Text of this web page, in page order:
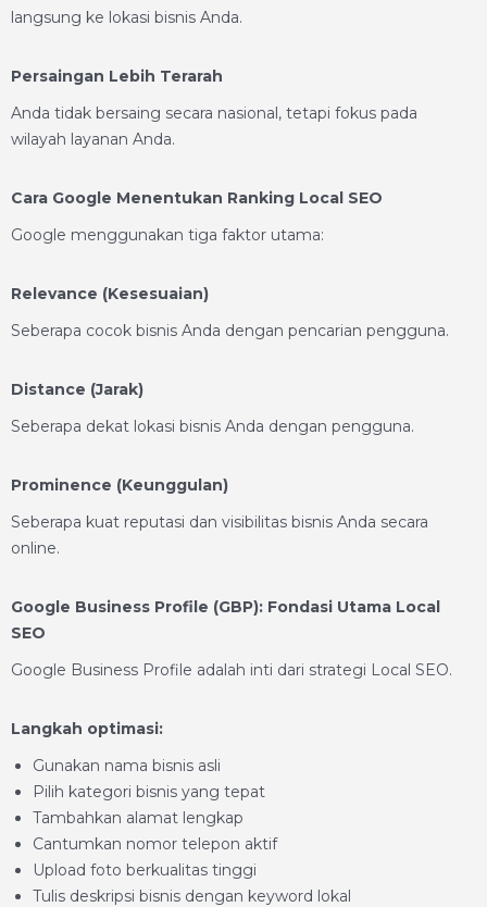
langsung ke lokasi bisnis Anda.
Persaingan Lebih Terarah
Anda tidak bersaing secara nasional, tetapi fokus pada
wilayah layanan Anda.
Cara Google Menentukan Ranking Local SEO
Google menggunakan tiga faktor utama:
Relevance (Kesesuaian)
Seberapa cocok bisnis Anda dengan pencarian pengguna.
Distance (Jarak)
Seberapa dekat lokasi bisnis Anda dengan pengguna.
Prominence (Keunggulan)
Seberapa kuat reputasi dan visibilitas bisnis Anda secara
online.
Google Business Profile (GBP): Fondasi Utama Local
SEO
Google Business Profile adalah inti dari strategi Local SEO.
Langkah optimasi:
Gunakan nama bisnis asli
Pilih kategori bisnis yang tepat
Tambahkan alamat lengkap
Cantumkan nomor telepon aktif
Upload foto berkualitas tinggi
Tulis deskripsi bisnis dengan keyword lokal